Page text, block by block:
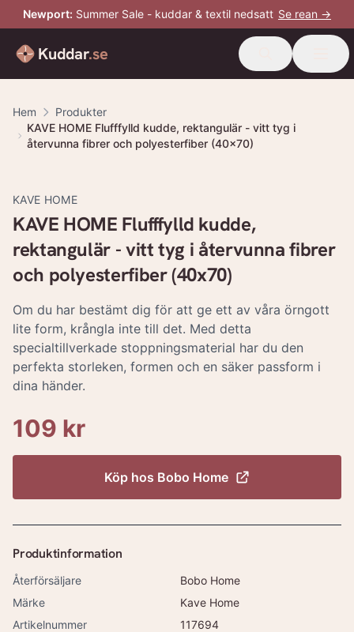
Newport: Summer Sale - kuddar & textil nedsatt Se rean →
Kuddar.se
Hem
Produkter
KAVE HOME Flufffylld kudde, rektangulär - vitt tyg i
återvunna fibrer och polyesterfiber (40x70)
KAVE HOME
KAVE HOME Flufffylld kudde,
rektangulär - vitt tyg i återvunna fibrer
och polyesterfiber (40x70)
Om du har bestämt dig för att ge ett av våra örngott
lite form, krångla inte till det. Med detta
specialtillverkade stoppningsmaterial har du den
perfekta storleken, formen och en säker passform i
dina händer.
109 kr
Köp hos Bobo Home
Produktinformation
Återförsäljare
Bobo Home
Märke
Kave Home
Artikelnummer
117694